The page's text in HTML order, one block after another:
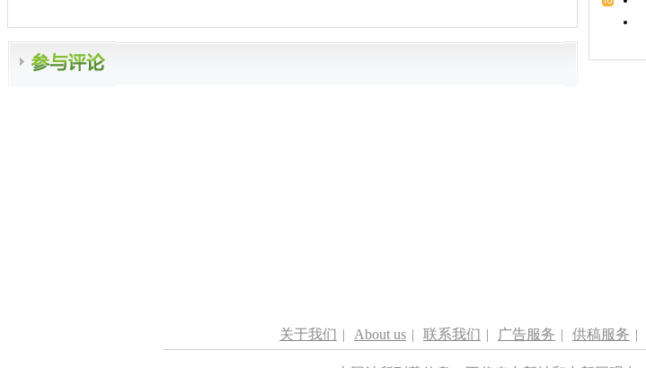
关于我们 | About us | 联系我们 | 广告服务 | 供稿服务 |